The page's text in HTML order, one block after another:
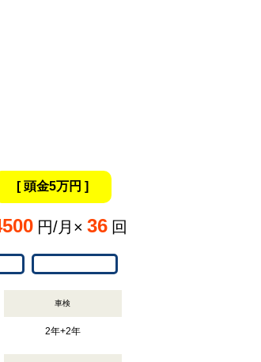
[ 頭金5万円 ]
円/月× 36 回
車検
2年+2年